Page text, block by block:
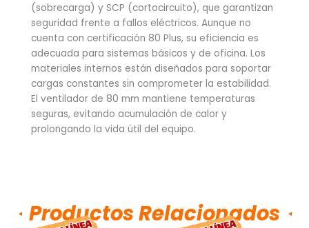
(sobrecarga) y SCP (cortocircuito), que garantizan
seguridad frente a fallos eléctricos. Aunque no
cuenta con certificación 80 Plus, su eficiencia es
adecuada para sistemas básicos y de oficina. Los
materiales internos están diseñados para soportar
cargas constantes sin comprometer la estabilidad.
El ventilador de 80 mm mantiene temperaturas
seguras, evitando acumulación de calor y
prolongando la vida útil del equipo.
Productos Relacionados